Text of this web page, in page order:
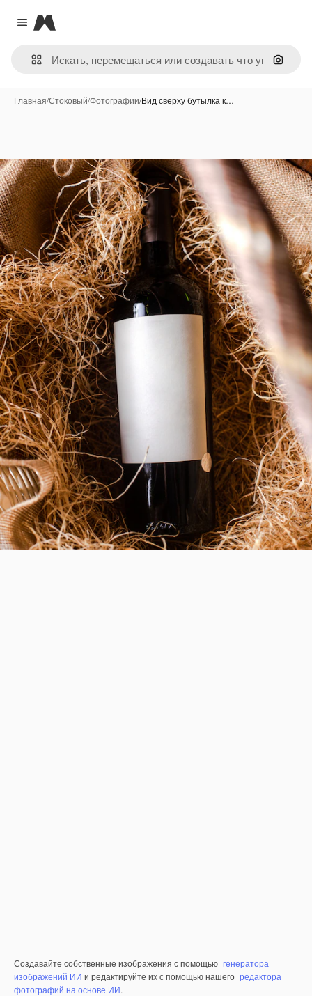
Close menu
Magnific
Поиск
Главная/Стоковый/Фотографии/Вид сверху бутылка к…
Создавайте собственные изображения с помощью генератора
изображений ИИ и редактируйте их с помощью нашего редактора
фотографий на основе ИИ.